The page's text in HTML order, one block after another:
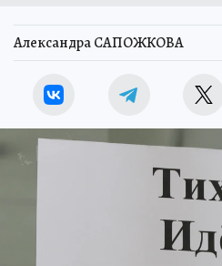
Александра САПОЖКОВА